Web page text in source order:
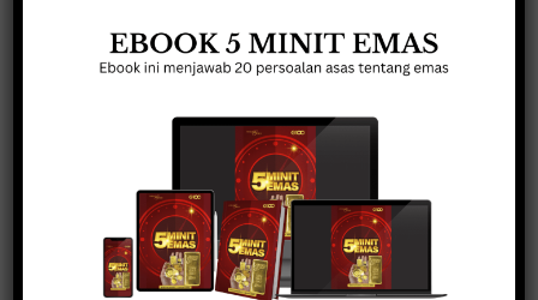
Diberi amanah sebagai
Satu Juta Pertama anjuran
G100 Public Gold, Temerloh
Pahang